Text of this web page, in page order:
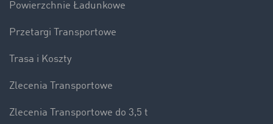
Powierzchnie Ładunkowe
Przetargi Transportowe
Trasa i Koszty
Zlecenia Transportowe
Zlecenia Transportowe do 3,5 t